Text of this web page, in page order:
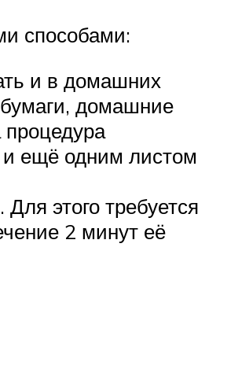
способами:
и в домашних
домашние
и ещё одним листом
этого требуется
2 минут её